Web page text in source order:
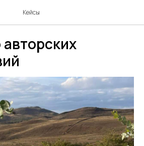
Кейсы